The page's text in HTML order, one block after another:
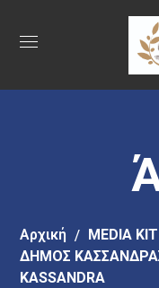
στο
περιεχόμενο
Αρχική MEDIA KIT
ΔΗΜΟΣ ΚΑΣΣΑΝΔΡΑΣ
KASSANDRA